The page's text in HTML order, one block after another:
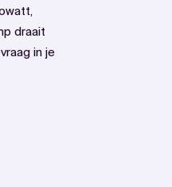
draait
in je